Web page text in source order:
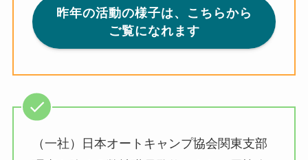
昨年の活動の様子は、こちらから
ご覧になれます
（一社）日本オートキャンプ協会関東支部